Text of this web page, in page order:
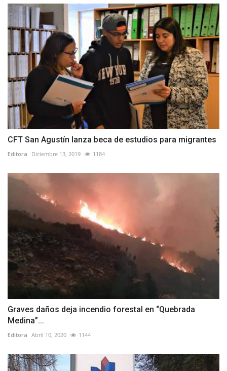
CFT San Agustín lanza beca de estudios para migrantes
Editora Diciembre 13, 2019 1184
Graves daños deja incendio forestal en “Quebrada
Medina”...
Editora Abril 10, 2020 1144